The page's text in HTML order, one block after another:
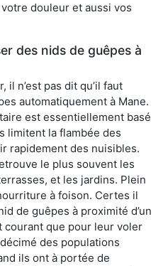
douleur et aussi vos
des nids de guêpes à
il n’est pas dit qu’il faut
automatiquement à Mane.
est essentiellement basé
limitent la flambée des
rapidement des nuisibles.
le plus souvent les
et les jardins. Plein
à foison. Certes il
de guêpes à proximité d’un
courant que pour leur voler
des populations
ils ont à portée de